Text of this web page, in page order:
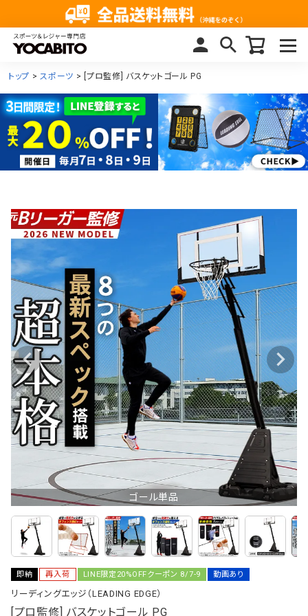
トップ スポーツ [プロ監修] バスケットゴール PG
ゴール単品
即納 再入荷 LINE限定20%OFFクーポン 8/7-9 動画あり
リーディングエッジ（LEADING EDGE）
[プロ監修] バスケットゴール PG